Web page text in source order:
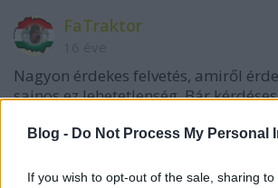
Blog - Do Not Process My Personal
If you wish to opt-out of the sale, sharing
FaTraktor
Nagyon érdekes felvetés, amiről
sajnos ez lehetetlenség. Bár
szerkesztőség csak Közép-
vagy esetleg nyitna a Balkán és a
baráti nemzet)